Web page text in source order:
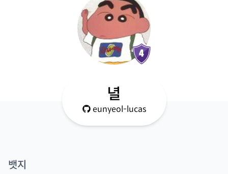
녈
eunyeol-lucas
뱃지